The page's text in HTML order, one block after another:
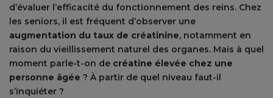
d’évaluer l’efficacité du fonctionnement des reins. Chez
les seniors, il est fréquent d’observer une
augmentation du taux de créatinine, notamment en
raison du vieillissement naturel des organes. Mais à quel
moment parle-t-on de créatine élevée chez une
personne âgée ? À partir de quel niveau faut-il
s’inquiéter ?